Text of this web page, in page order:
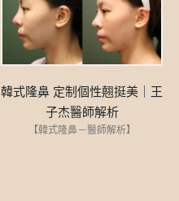
韓式隆鼻 定制個性翹挺美｜王
子杰醫師解析
【韓式隆鼻－醫師解析】